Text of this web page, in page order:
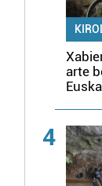
arte
4